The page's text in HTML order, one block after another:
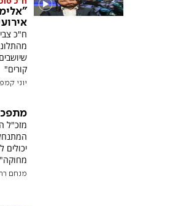
קורים"
יוני
מזכ"ל
מחוקה"
מנחם